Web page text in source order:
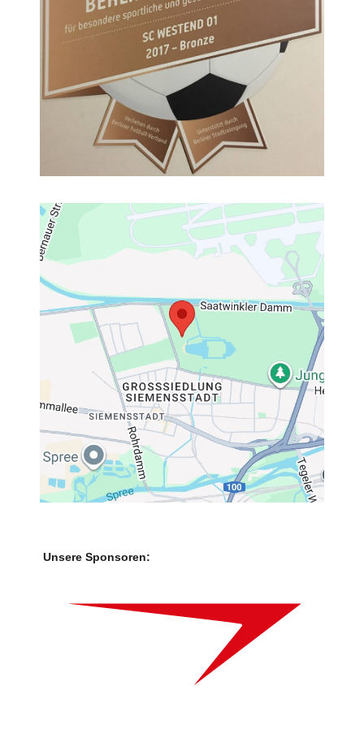
Unsere Sponsoren: